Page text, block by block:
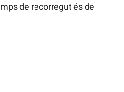
de recorregut és de